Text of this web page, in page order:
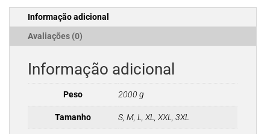
2
Informação adicional
Avaliações (0)
Informação adicional
Peso 2000 g
Tamanho S, M, L, XL, XXL, 3XL